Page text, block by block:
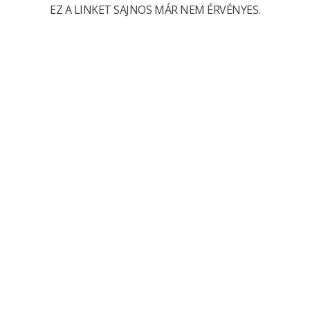
EZ A LINKET SAJNOS MÁR NEM ÉRVÉNYES.